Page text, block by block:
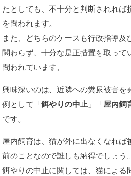
たとしても、不十分と判断されれば
を問われます。
また、どちらのケースも行政指導及
関わらず、十分な是正措置を取って
問われています。
興味深いのは、近隣への糞尿被害を
例として「 餌やりの中止 」「 屋内飼
です。
屋内飼育は、猫が外に出なくなれば
前のことなので誰しも納得でしょう。
餌やりの中止に関しては、猫による